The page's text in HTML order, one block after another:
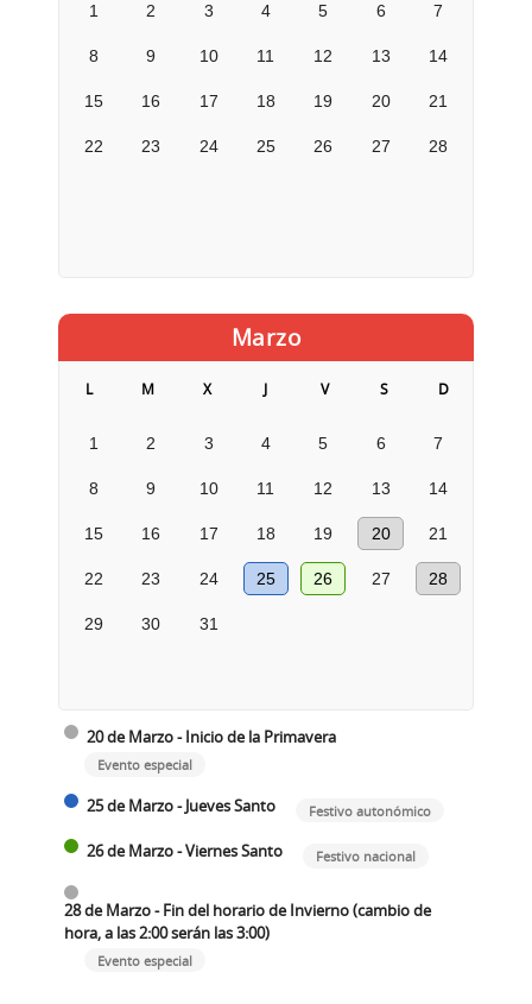
1 2 3 4 5 6 7
8 9 10 11 12 13 14
15 16 17 18 19 20 21
22 23 24 25 26 27 28
Marzo
L M X J V S D
1 2 3 4 5 6 7
8 9 10 11 12 13 14
15 16 17 18 19 20 21
22 23 24 25 26 27 28
29 30 31
20 de Marzo - Inicio de la Primavera
Evento especial
25 de Marzo - Jueves Santo Festivo autonómico
26 de Marzo - Viernes Santo Festivo nacional
28 de Marzo - Fin del horario de Invierno (cambio de
hora, a las 2:00 serán las 3:00)
Evento especial